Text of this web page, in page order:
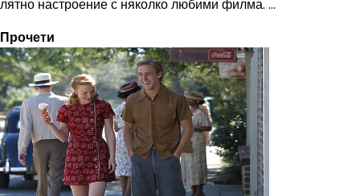
лятно настроение с няколко любими филма. ...
Прочети